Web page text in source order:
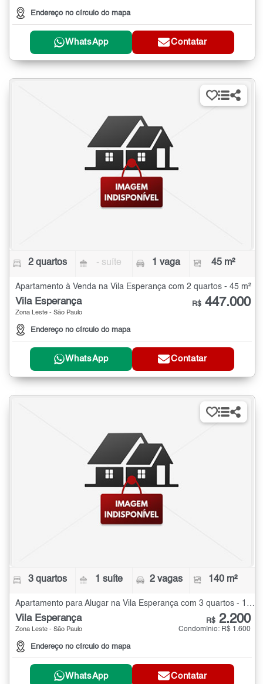
Endereço no círculo do mapa
WhatsApp Contatar
2 quartos - suíte 1 vaga 45 m²
Apartamento à Venda na Vila Esperança com 2 quartos - 45 m²
Vila Esperança
Zona Leste - São Paulo
Endereço no círculo do mapa
R$ 447.000
WhatsApp Contatar
3 quartos 1 suíte 2 vagas 140 m²
Apartamento para Alugar na Vila Esperança com 3 quartos - 140 m²
Vila Esperança
Zona Leste - São Paulo
Endereço no círculo do mapa
R$ 2.200
Condomínio: R$ 1.600
WhatsApp Contatar